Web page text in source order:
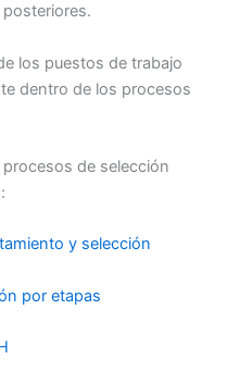
los puestos de trabajo
dentro de los procesos
de selección
y selección
por etapas